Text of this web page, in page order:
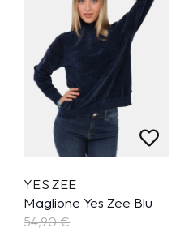
YES ZEE
Maglione Yes Zee Blu
54,90€